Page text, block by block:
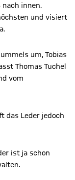
innen.
und visiert
um, Tobias
Thomas Tuchel
vom
das Leder jedoch
ist ja schon